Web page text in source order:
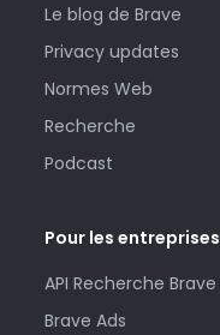
Le blog de Brave
Privacy updates
Normes Web
Recherche
Podcast
Pour les entreprises
API Recherche Brave
Brave Ads